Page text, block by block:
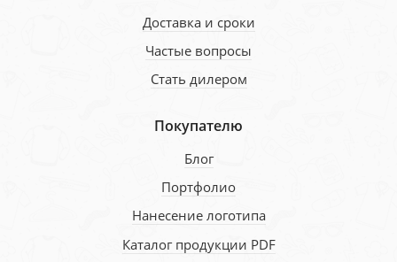
Доставка и сроки
Частые вопросы
Стать дилером
Покупателю
Блог
Портфолио
Нанесение логотипа
Каталог продукции PDF